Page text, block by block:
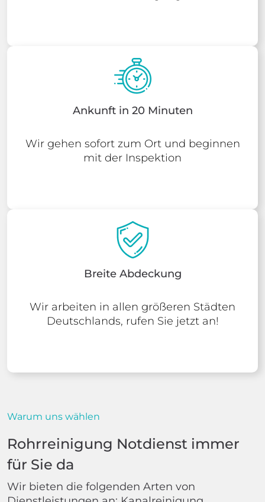
Ankunft in 20 Minuten
Wir gehen sofort zum Ort und beginnen
mit der Inspektion
Breite Abdeckung
Wir arbeiten in allen größeren Städten
Deutschlands, rufen Sie jetzt an!
Warum uns wählen
Rohrreinigung Notdienst immer
für Sie da
Wir bieten die folgenden Arten von